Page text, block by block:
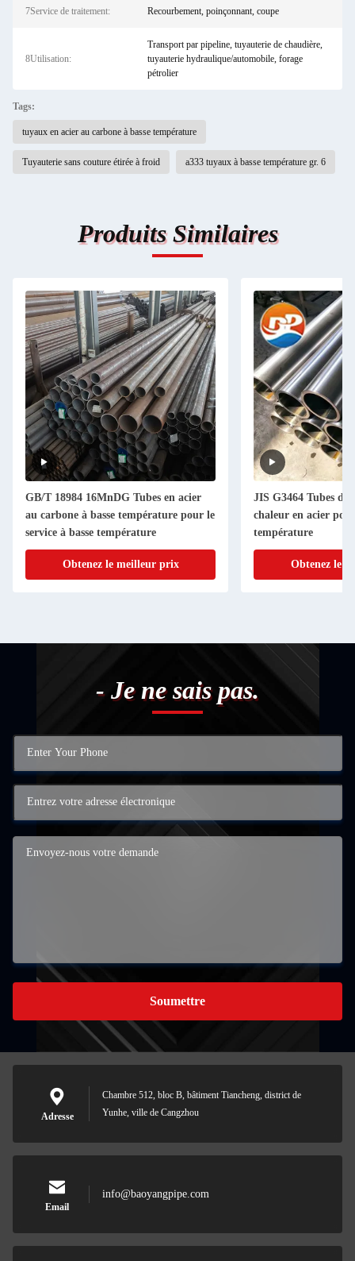
7Service de traitement: Recourbement, poinçonnant, coupe
8Utilisation:
Transport par pipeline, tuyauterie de chaudière,
tuyauterie hydraulique/automobile, forage
pétrolier
Tags:
tuyaux en acier au carbone à basse température
Tuyauterie sans couture étirée à froid a333 tuyaux à basse température gr. 6
Produits Similaires
GB/T 18984 16MnDG Tubes en acier
au carbone à basse température pour le
service à basse température
Obtenez le meilleur prix
JIS G3464 Tubes
chaleur en acier
température
Obtenez le
- Je ne sais pas.
Soumettre
Adresse
Chambre 512, bloc B, bâtiment Tiancheng, district de
Yunhe, ville de Cangzhou
Email
info@baoyangpipe.com